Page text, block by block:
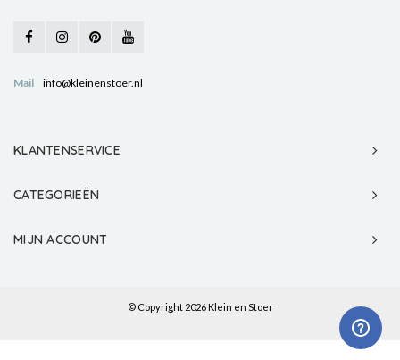
Mail info@kleinenstoer.nl
KLANTENSERVICE
CATEGORIEËN
MIJN ACCOUNT
© Copyright 2026 Klein en Stoer